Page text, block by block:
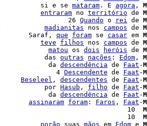
|          si e se mataram . E agora ,
entraram no território de
|                 26 Quando o rei de
madianitas nos campos de
|       Saraf, que foram se casar em
teve filhos nos campos de
matou os dois heróis de
|           das outras nações : Edom ,
|            da descendência de Faat -
|              4 Descendente de Faat -
Beseleel , descendentes de Faat -
|           por Hasub , filho de Faat -
|            da descendência de Faat -
assinaram foram : Faros , Faat -
|                                10
|                                10
porão suas mãos em Edom e